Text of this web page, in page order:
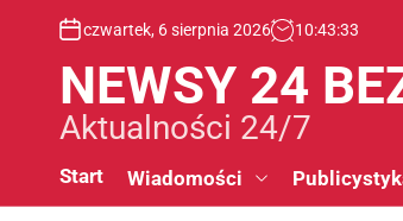
czwartek, 6 sierpnia 2026 10:43:33
NEWSY 24
Aktualności 24/7
Start Wiadomości